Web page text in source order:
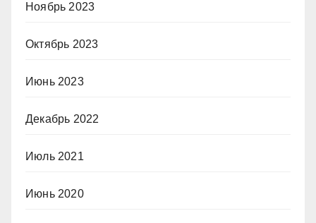
Ноябрь 2023
Октябрь 2023
Июнь 2023
Декабрь 2022
Июль 2021
Июнь 2020